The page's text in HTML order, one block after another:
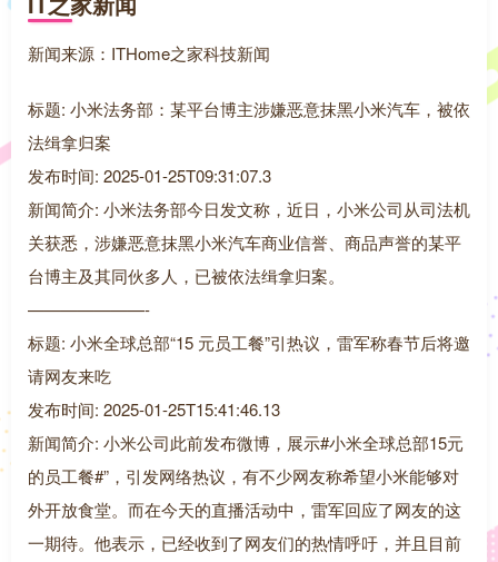
新闻来源：ITHome之家科技新闻
标题: 小米法务部：某平台博主涉嫌恶意抹黑小米汽车，被依
法缉拿归案
发布时间: 2025-01-25T09:31:07.3
新闻简介: 小米法务部今日发文称，近日，小米公司从司法机
关获悉，涉嫌恶意抹黑小米汽车商业信誉、商品声誉的某平
台博主及其同伙多人，已被依法缉拿归案。
———————-
标题: 小米全球总部“15 元员工餐”引热议，雷军称春节后将邀
请网友来吃
发布时间: 2025-01-25T15:41:46.13
新闻简介: 小米公司此前发布微博，展示#小米全球总部15元
的员工餐#”，引发网络热议，有不少网友称希望小米能够对
外开放食堂。而在今天的直播活动中，雷军回应了网友的这
一期待。他表示，已经收到了网友们的热情呼吁，并且目前